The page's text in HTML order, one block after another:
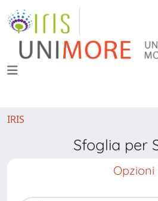
IRIS
Sfoglia per
Opzioni